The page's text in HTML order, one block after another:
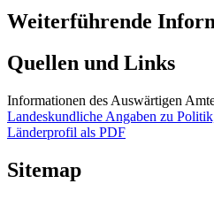
Weiterführende
Quellen und Links
Informationen des Auswärtigen
Landeskundliche Angaben zu
Länderprofil als PDF
Sitemap